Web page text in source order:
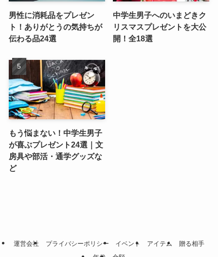
男性に消耗品をプレゼン
ト！ありがとうの気持ちが
伝わる品24選
中学生男子へのいまどきク
リスマスプレゼントを大公
開！全18選
もう悩まない！中学生男子
が喜ぶプレゼント24選｜文
房具や部活・通学グッズな
ど
運営会社 プライバシーポリシー イベント アイテム
贈る相手